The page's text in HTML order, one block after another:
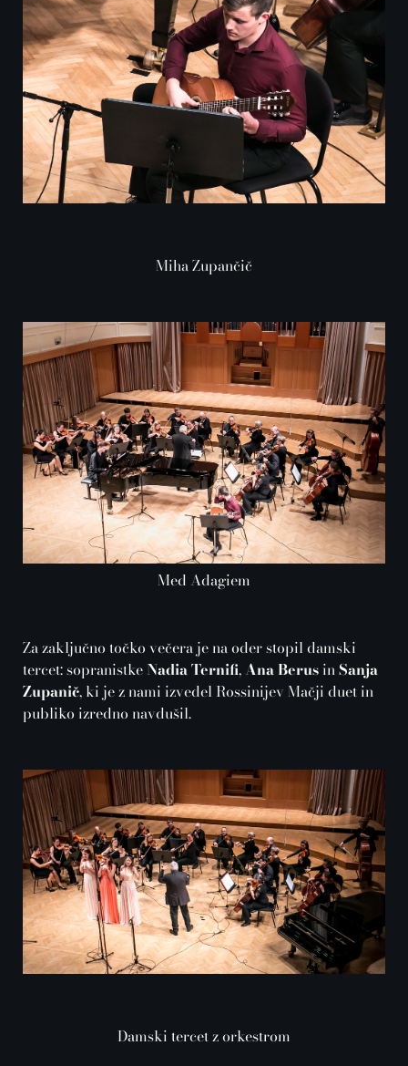
Miha Zupančič
Med Adagiem
Za zaključno točko večera je na oder stopil damski
tercet: sopranistkeNadia Ternifi,Ana Berus inSanja
Zupanič, ki je z nami izvedel Rossinijev Mačji duet in
publiko izredno navdušil.
Damski tercet z orkestrom